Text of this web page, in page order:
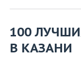
ВОДНЫЕ ВИДЫ
ХОККЕЙ С
ОБРАЗОВАНИЕ
ПРОИСШЕСТВИЯ
100
В КАЗАНИ